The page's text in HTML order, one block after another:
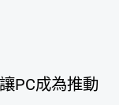
PC成為推動